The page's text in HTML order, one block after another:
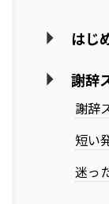
はじ
謝辞
謝辞
短い
迷っ